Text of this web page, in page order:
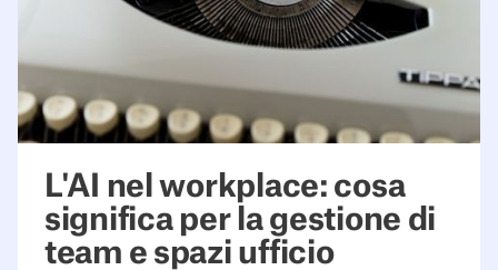
L'AI nel workplace: cosa
significa per la gestione di
team e spazi ufficio